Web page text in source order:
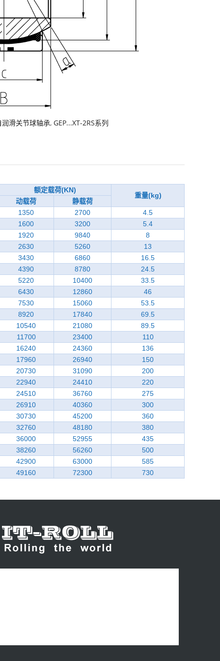
润滑关节球轴承, GEP...XT-2RS系列
额定载荷(KN)
重量(kg)
动载荷
静载荷
1350
2700
4.5
1600
3200
5.4
1920
9840
8
2630
5260
13
3430
6860
16.5
4390
8780
24.5
5220
10400
33.5
6430
12860
46
7530
15060
53.5
8920
17840
69.5
10540
21080
89.5
11700
23400
110
16240
24360
136
17960
26940
150
20730
31090
200
22940
24410
220
24510
36760
275
26910
40360
300
30730
45200
360
32760
48180
380
36000
52955
435
38260
56260
500
42900
63000
585
49160
72300 730